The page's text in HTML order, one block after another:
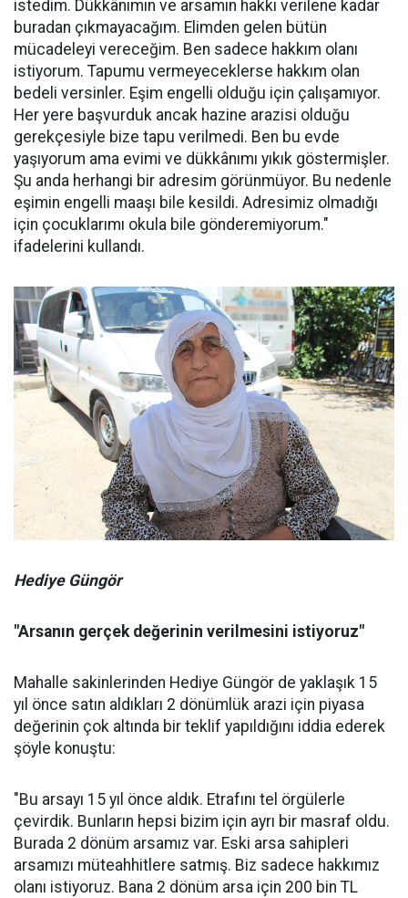
istedim. Dükkânımın ve arsamın hakkı verilene kadar
buradan çıkmayacağım. Elimden gelen bütün
mücadeleyi vereceğim. Ben sadece hakkım olanı
istiyorum. Tapumu vermeyeceklerse hakkım olan
bedeli versinler. Eşim engelli olduğu için çalışamıyor.
Her yere başvurduk ancak hazine arazisi olduğu
gerekçesiyle bize tapu verilmedi. Ben bu evde
yaşıyorum ama evimi ve dükkânımı yıkık göstermişler.
Şu anda herhangi bir adresim görünmüyor. Bu nedenle
eşimin engelli maaşı bile kesildi. Adresimiz olmadığı
için çocuklarımı okula bile gönderemiyorum."
ifadelerini kullandı.
Hediye Güngör
"Arsanın gerçek değerinin verilmesini istiyoruz"
Mahalle sakinlerinden Hediye Güngör de yaklaşık 15
yıl önce satın aldıkları 2 dönümlük arazi için piyasa
değerinin çok altında bir teklif yapıldığını iddia ederek
şöyle konuştu:
"Bu arsayı 15 yıl önce aldık. Etrafını tel örgülerle
çevirdik. Bunların hepsi bizim için ayrı bir masraf oldu.
Burada 2 dönüm arsamız var. Eski arsa sahipleri
arsamızı müteahhitlere satmış. Biz sadece hakkımız
olanı istiyoruz. Bana 2 dönüm arsa için 200 bin TL